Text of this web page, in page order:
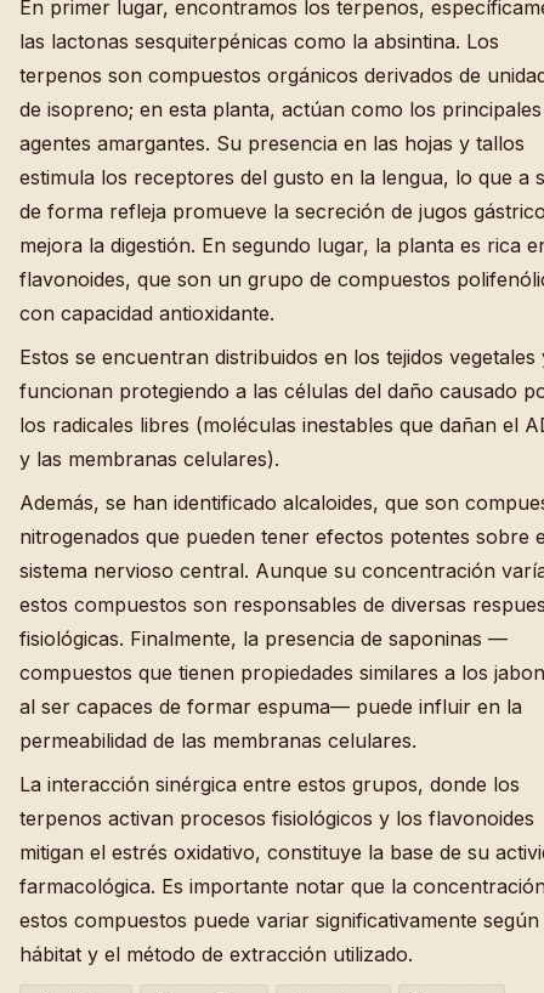
En primer lugar, encontramos los terpenos,
las lactonas sesquiterpénicas como la absintina. Los
terpenos son compuestos orgánicos derivados de
de isopreno; en esta planta, actúan como los principales
agentes amargantes. Su presencia en las hojas y tallos
estimula los receptores del gusto en la lengua, lo que a
de forma refleja promueve la secreción de jugos
mejora la digestión. En segundo lugar, la planta es rica
flavonoides, que son un grupo de compuestos
con capacidad antioxidante.
Estos se encuentran distribuidos en los tejidos vegetales
funcionan protegiendo a las células del daño causado
los radicales libres (moléculas inestables que dañan el
y las membranas celulares).
Además, se han identificado alcaloides, que son
nitrogenados que pueden tener efectos potentes sobre
sistema nervioso central. Aunque su concentración
estos compuestos son responsables de diversas
fisiológicas. Finalmente, la presencia de saponinas —
compuestos que tienen propiedades similares a los
al ser capaces de formar espuma— puede influir en la
permeabilidad de las membranas celulares.
La interacción sinérgica entre estos grupos, donde los
terpenos activan procesos fisiológicos y los flavonoides
mitigan el estrés oxidativo, constituye la base de su
farmacológica. Es importante notar que la
estos compuestos puede variar significativamente según
hábitat y el método de extracción utilizado.